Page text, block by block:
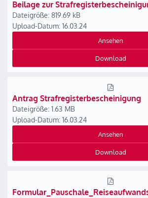
Beilage zur
Dateigröße: 819.69 kB
Upload-Datum: 16.03.24
Ansehen
Download
Antrag Strafregisterbescheinigung
Dateigröße: 1.63 MB
Upload-Datum: 16.03.24
Ansehen
Download